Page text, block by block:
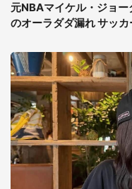
元NBAマイケル・ジョ
のオーラダダ漏れ サッ